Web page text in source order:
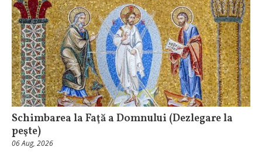
Schimbarea la Faţă a Domnului (Dezlegare la
peşte)
06 Aug, 2026